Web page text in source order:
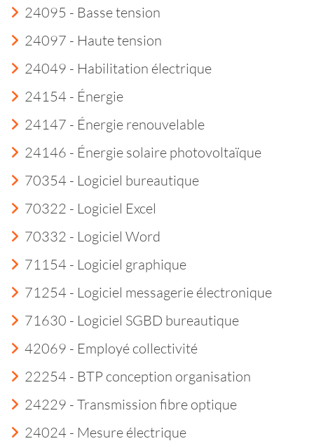
24095 - Basse tension
24097 - Haute tension
24049 - Habilitation électrique
24154 - Énergie
24147 - Énergie renouvelable
24146 - Énergie solaire photovoltaïque
70354 - Logiciel bureautique
70322 - Logiciel Excel
70332 - Logiciel Word
71154 - Logiciel graphique
71254 - Logiciel messagerie électronique
71630 - Logiciel SGBD bureautique
42069 - Employé collectivité
22254 - BTP conception organisation
24229 - Transmission fibre optique
24024 - Mesure électrique